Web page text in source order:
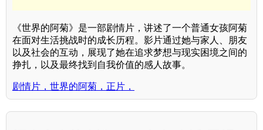
《世界的阿菊》是一部剧情片，讲述了一个普通女孩阿菊
在面对生活挑战时的成长历程。影片通过她与家人、朋友
以及社会的互动，展现了她在追求梦想与现实困境之间的
挣扎，以及最终找到自我价值的感人故事。
剧情片，世界的阿菊，正片，